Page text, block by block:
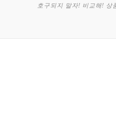
호구되지 말자! 비교해! 상